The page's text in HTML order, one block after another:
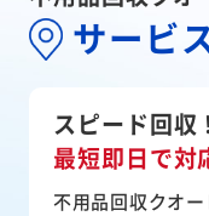
サービ
スピード回収！
最短即日で対
不用品回収クオ